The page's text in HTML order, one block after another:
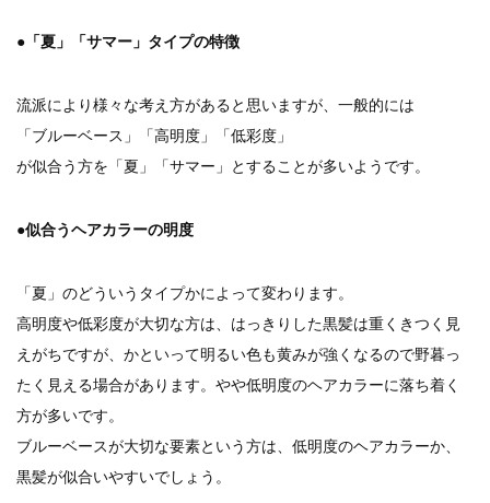
●「夏」「サマー」タイプの特徴
流派により様々な考え方があると思いますが、一般的には
「ブルーベース」「高明度」「低彩度」
が似合う方を「夏」「サマー」とすることが多いようです。
●似合うヘアカラーの明度
「夏」のどういうタイプかによって変わります。
高明度や低彩度が大切な方は、はっきりした黒髪は重くきつく見
えがちですが、かといって明るい色も黄みが強くなるので野暮っ
たく見える場合があります。やや低明度のヘアカラーに落ち着く
方が多いです。
ブルーベースが大切な要素という方は、低明度のヘアカラーか、
黒髪が似合いやすいでしょう。